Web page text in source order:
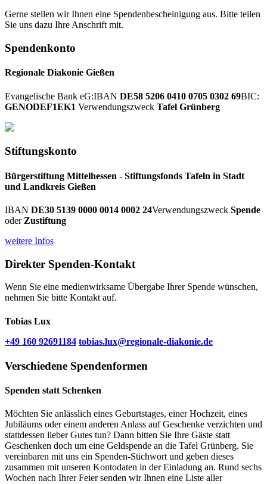
Gerne stellen wir Ihnen eine Spendenbescheinigung aus. Bitte teilen
Sie uns dazu Ihre Anschrift mit.
Spendenkonto
Regionale Diakonie Gießen
Evangelische Bank eG:IBAN DE58 5206 0410 0705 0302 69BIC:
GENODEF1EK1 Verwendungszweck Tafel Grünberg
Stiftungskonto
Bürgerstiftung Mittelhessen - Stiftungsfonds Tafeln in Stadt
und Landkreis Gießen
IBAN DE30 5139 0000 0014 0002 24Verwendungszweck Spende
oder Zustiftung
weitere Infos
Direkter Spenden-Kontakt
Wenn Sie eine medienwirksame Übergabe Ihrer Spende wünschen,
nehmen Sie bitte Kontakt auf.
Tobias Lux
+49 160 92691184 tobias.lux​@regionale-diakonie.de
Verschiedene Spendenformen
Spenden statt Schenken
Möchten Sie anlässlich eines Geburtstages, einer Hochzeit, eines
Jubiläums oder einem anderen Anlass auf Geschenke verzichten und
stattdessen lieber Gutes tun? Dann bitten Sie Ihre Gäste statt
Geschenken doch um eine Geldspende an die Tafel Grünberg. Sie
vereinbaren mit uns ein Spenden-Stichwort und geben dieses
zusammen mit unseren Kontodaten in der Einladung an. Rund sechs
Wochen nach Ihrer Feier senden wir Ihnen eine Liste aller